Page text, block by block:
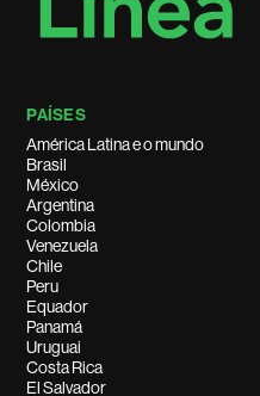
PAÍSES
América Latina e o mundo
Brasil
México
Argentina
Colombia
Venezuela
Chile
Peru
Equador
Panamá
Uruguai
Costa Rica
El Salvador